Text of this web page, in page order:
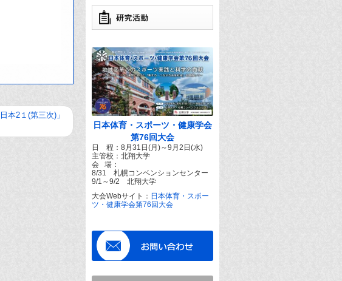
本2１(第三次)」
日本体育・スポーツ・健康学会
第76回大会
日 程：8月31日(月)～9月2日(水)
主管校：北翔大学
会 場：
8/31 札幌コンベンションセンター
9/1～9/2 北翔大学
大会Webサイト： 日本体育・スポー
ツ・健康学会第76回大会